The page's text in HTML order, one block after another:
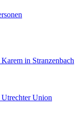
in Stranzenbach
Union